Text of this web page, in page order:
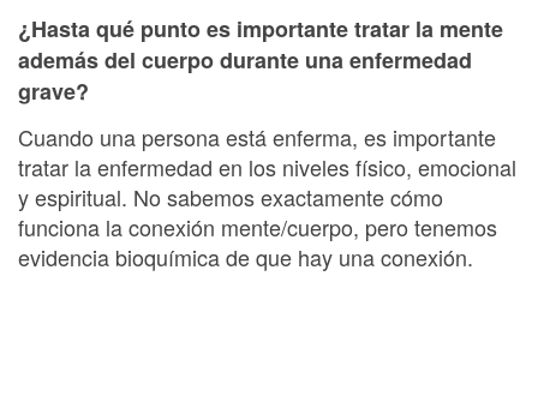
¿Hasta qué punto es importante tratar la mente
además del cuerpo durante una enfermedad
grave?
Cuando una persona está enferma, es importante
tratar la enfermedad en los niveles físico, emocional
y espiritual. No sabemos exactamente cómo
funciona la conexión mente/cuerpo, pero tenemos
evidencia bioquímica de que hay una conexión.